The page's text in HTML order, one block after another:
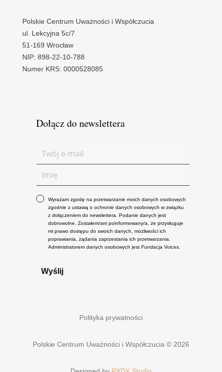
Polskie Centrum Uważności i Współczucia
ul. Lekcyjna 5c/7
51-169 Wrocław
NIP: 898-22-10-788
Numer KRS: 0000528085
Dołącz do newslettera
Wyrażam zgodę na przetwarzanie moich danych osobowych
zgodnie z ustawą o ochronie danych osobowych w związku
z dołączeniem do newslettera. Podanie danych jest
dobrowolne. Zostałem/am poinformowany/a, że przysługuje
mi prawo dostępu do swoich danych, możliwości ich
poprawiania, żądania zaprzestania ich przetwarzania.
Administratorem danych osobowych jest Fundacja Voices.
Wyślij
Polityka prywatności
Polskie Centrum Uważności i Współczucia © 2026